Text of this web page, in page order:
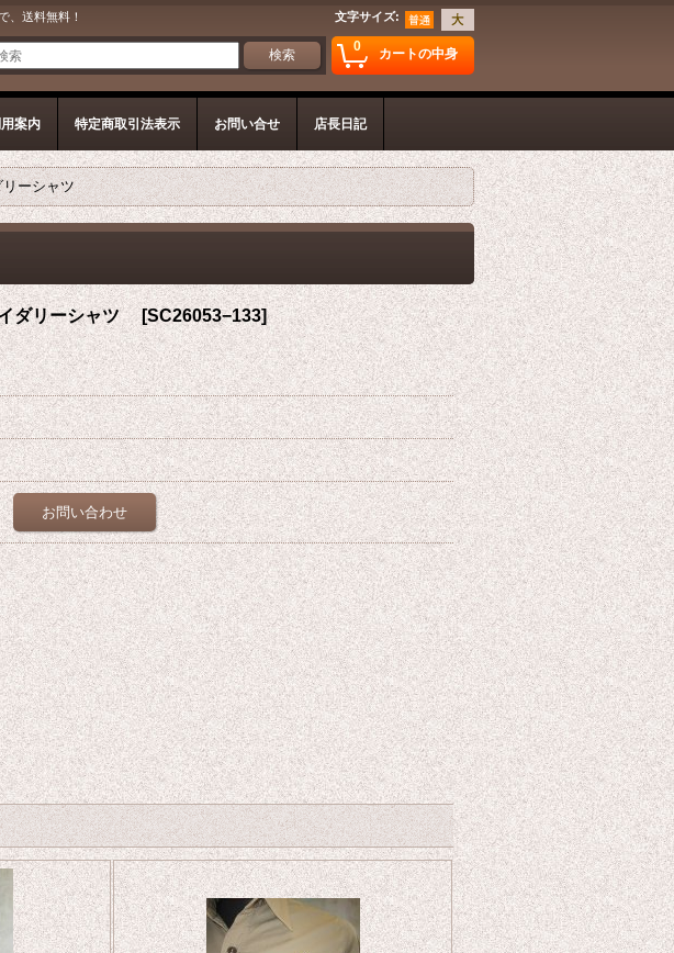
、送料無料！ 文字サイズ:
0 カートの中身
案内 特定商取引法表示 お問い合せ 店長日記
リーシャツ
ダリーシャツ [SC26053−133]
お問い合わせ